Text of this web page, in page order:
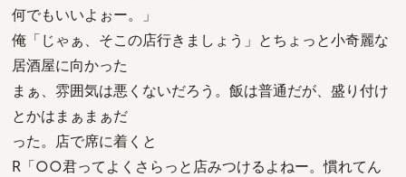
何でもいいよぉー。」
俺「じゃぁ、そこの店行きましょう」とちょっと小奇麗な
居酒屋に向かった
まぁ、雰囲気は悪くないだろう。飯は普通だが、盛り付け
とかはまぁまぁだ
った。店で席に着くと
R「○○君ってよくさらっと店みつけるよねー。慣れてん